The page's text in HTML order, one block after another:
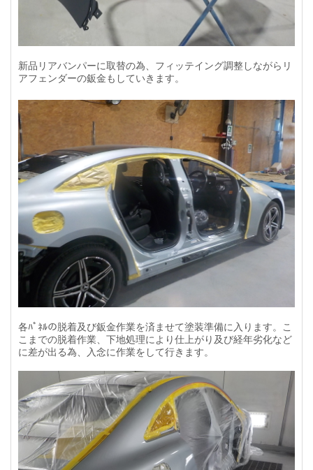
新品リアバンパーに取替の為、フィッテイング調整しながらリ
アフェンダーの鈑金もしていきます。
各ﾊﾟﾈﾙの脱着及び鈑金作業を済ませて塗装準備に入ります。こ
こまでの脱着作業、下地処理により仕上がり及び経年劣化など
に差が出る為、入念に作業をして行きます。